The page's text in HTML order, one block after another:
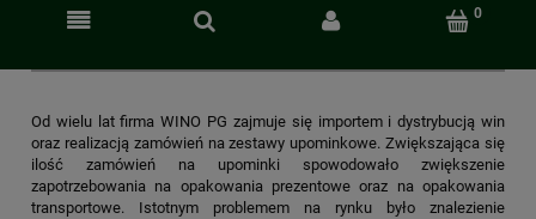
Od wielu lat firma WINO PG zajmuje się importem i dystrybucją win
oraz realizacją zamówień na zestawy upominkowe. Zwiększająca się
ilość zamówień na upominki spowodowało zwiększenie
zapotrzebowania na opakowania prezentowe oraz na opakowania
transportowe. Istotnym problemem na rynku było znalezienie